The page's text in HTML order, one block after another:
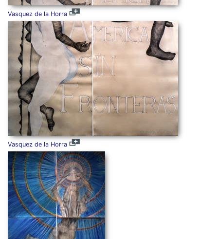
Vasquez de la Horra
Vasquez de la Horra